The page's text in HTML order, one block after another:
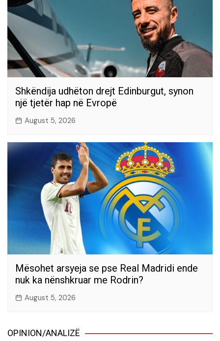
Shkëndija udhëton drejt Edinburgut, synon
një tjetër hap në Evropë
August 5, 2026
Mësohet arsyeja se pse Real Madridi ende
nuk ka nënshkruar me Rodrin?
August 5, 2026
OPINION/ANALIZË